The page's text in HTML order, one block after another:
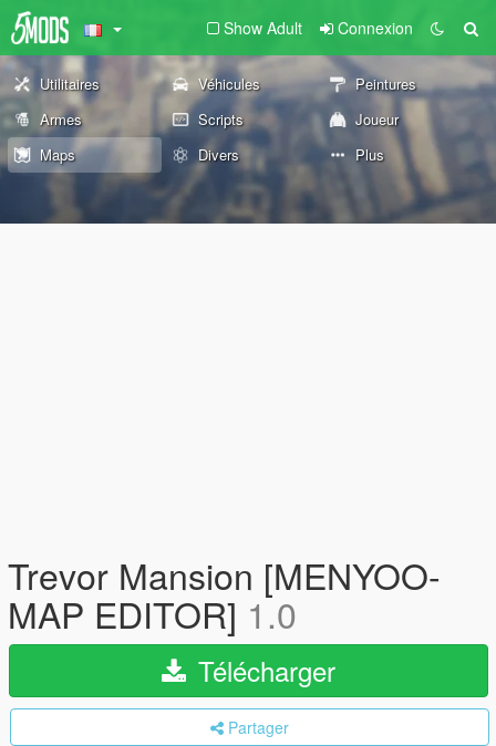
Show Adult Connexion
Utilitaires Véhicules
Peintures
Armes
Scripts
Joueur
Maps
Divers Plus
Trevor Mansion [MENYOO-
MAP EDITOR] 1.0
Télécharger
Partager